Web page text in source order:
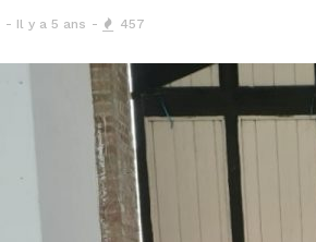
Il y a 5 ans 457